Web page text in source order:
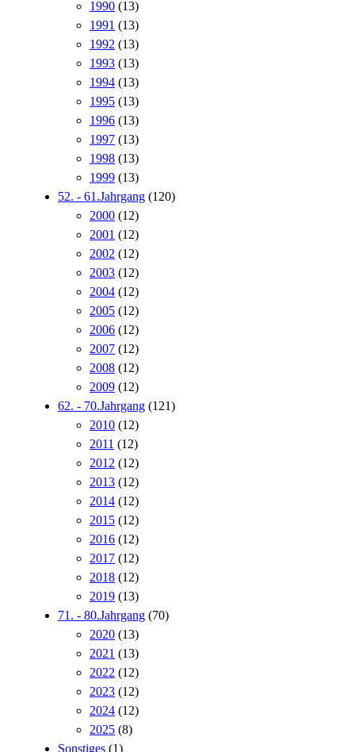
1990 (13)
1991 (13)
1992 (13)
1993 (13)
1994 (13)
1995 (13)
1996 (13)
1997 (13)
1998 (13)
1999 (13)
52. - 61.Jahrgang (120)
2000 (12)
2001 (12)
2002 (12)
2003 (12)
2004 (12)
2005 (12)
2006 (12)
2007 (12)
2008 (12)
2009 (12)
62. - 70.Jahrgang (121)
2010 (12)
2011 (12)
2012 (12)
2013 (12)
2014 (12)
2015 (12)
2016 (12)
2017 (12)
2018 (12)
2019 (13)
71. - 80.Jahrgang (70)
2020 (13)
2021 (13)
2022 (12)
2023 (12)
2024 (12)
2025 (8)
Sonstiges (1)